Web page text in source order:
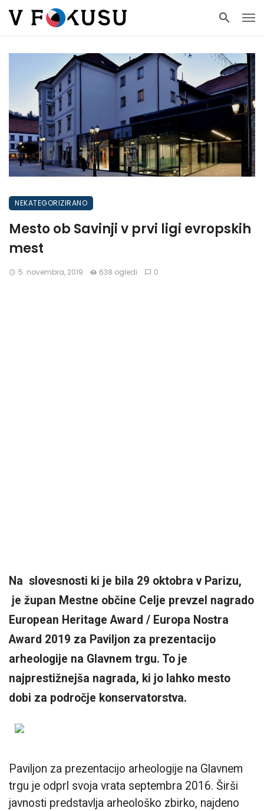
NEKATEGORIZIRANO
Mesto ob Savinji v prvi ligi evropskih
mest
5. novembra, 2019 638 ogledi 0
Na slovesnosti ki je bila 29 oktobra v Parizu,
je župan Mestne občine Celje prevzel nagrado
European Heritage Award / Europa Nostra
Award 2019 za Paviljon za prezentacijo
arheologije na Glavnem trgu. To je
najprestižnejša nagrada, ki jo lahko mesto
dobi za področje konservatorstva.
Paviljon za prezentacijo arheologije na Glavnem
trgu je odprl svoja vrata septembra 2016. Širši
javnosti predstavlja arheološko zbirko, najdeno